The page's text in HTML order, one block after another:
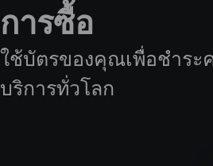
การซื้อ
ใช้บัตรของคุณเพื่อชำระ
บริการทั่วโลก